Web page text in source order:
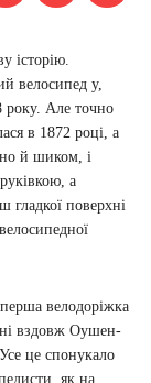
історію.
велосипед у,
року. Але точно
в 1872 році, а
й шиком, і
а
гладкої поверхні
велодоріжка
вздовж Оушен-
це спонукало
як на